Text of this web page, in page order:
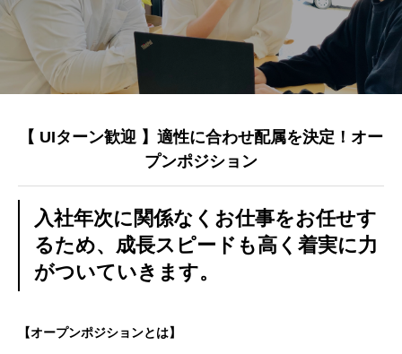
【 UIターン歓迎 】適性に合わせ配属を決定！オー
プンポジション
入社年次に関係なくお仕事をお任せす
るため、成長スピードも高く着実に力
がついていきます。
【オープンポジションとは】